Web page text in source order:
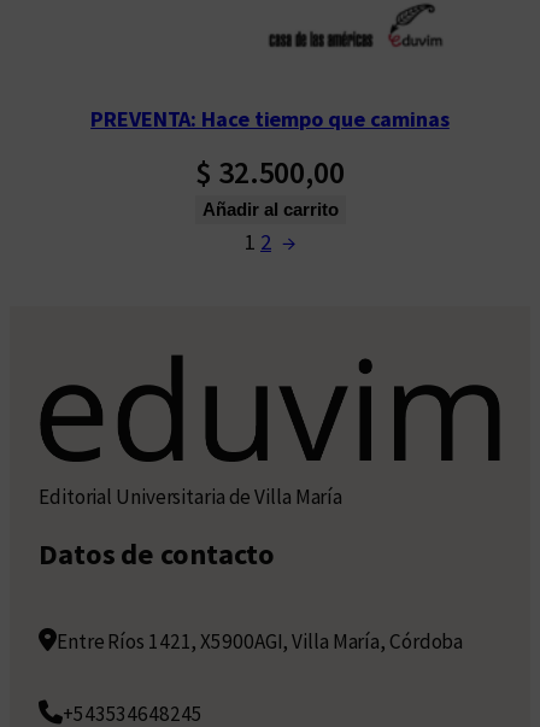
PREVENTA: Hace tiempo que caminas
$ 32.500,00
Añadir al carrito
1 2 →
Editorial Universitaria de Villa María
Datos de contacto
Entre Ríos 1421, X5900AGI, Villa María, Córdoba
+543534648245